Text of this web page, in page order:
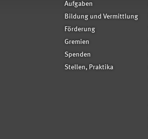
Aufgaben
Bildung und Vermittlung
Förderung
Gremien
Spenden
Stellen, Praktika